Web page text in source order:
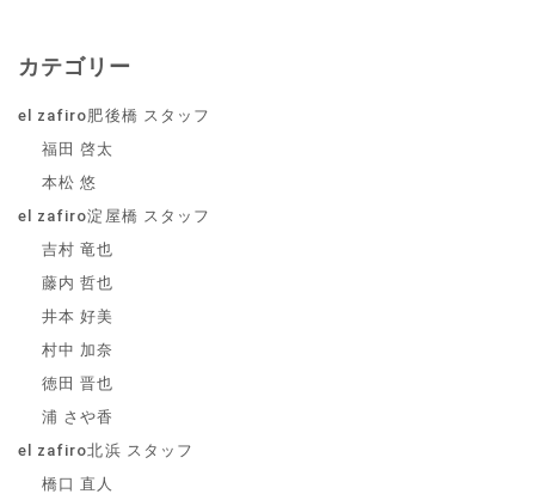
カテゴリー
el zafiro肥後橋 スタッフ
福田 啓太
本松 悠
el zafiro淀屋橋 スタッフ
吉村 竜也
藤内 哲也
井本 好美
村中 加奈
徳田 晋也
浦 さや香
el zafiro北浜 スタッフ
橋口 直人